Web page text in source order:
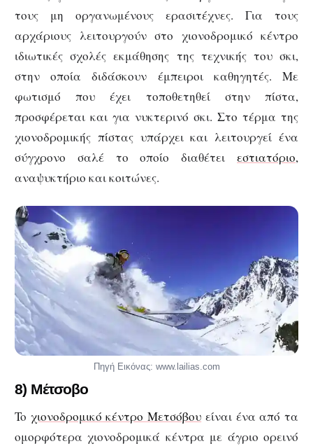
τους μη οργανωμένους ερασιτέχνες. Για τους
αρχάριους λειτουργούν στο χιονοδρομικό κέντρο
ιδιωτικές σχολές εκμάθησης της τεχνικής του σκι,
στην οποία διδάσκουν έμπειροι καθηγητές. Με
φωτισμό που έχει τοποθετηθεί στην πίστα,
προσφέρεται και για νυκτερινό σκι. Στο τέρμα της
χιονοδρομικής πίστας υπάρχει και λειτουργεί ένα
σύγχρονο σαλέ το οποίο διαθέτει εστιατόριο,
αναψυκτήριο και κοιτώνες.
Πηγή Εικόνας: www.lailias.com
8) Μέτσοβο
To χιονοδρομικό κέντρο Μετσόβου είναι ένα από τα
ομορφότερα χιονοδρομικά κέντρα με άγριο ορεινό